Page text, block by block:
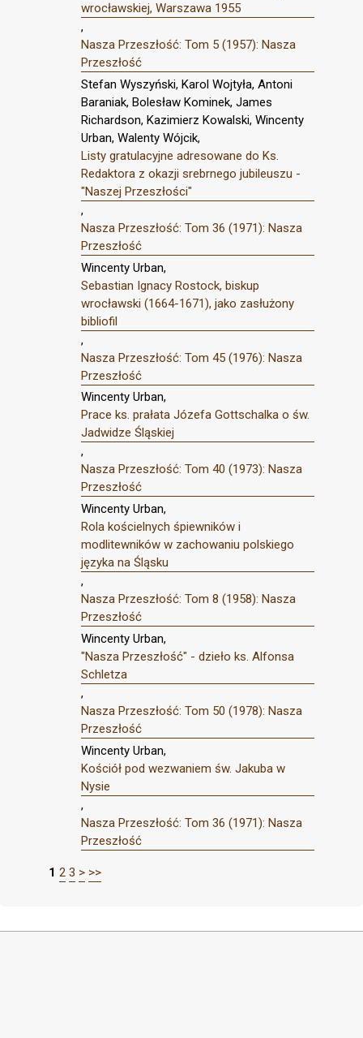
wrocławskiej, Warszawa 1955
,
Nasza Przeszłość: Tom 5 (1957): Nasza
Przeszłość
Stefan Wyszyński, Karol Wojtyła, Antoni
Baraniak, Bolesław Kominek, James
Richardson, Kazimierz Kowalski, Wincenty
Urban, Walenty Wójcik,
Listy gratulacyjne adresowane do Ks.
Redaktora z okazji srebrnego jubileuszu -
"Naszej Przeszłości"
,
Nasza Przeszłość: Tom 36 (1971): Nasza
Przeszłość
Wincenty Urban,
Sebastian Ignacy Rostock, biskup
wrocławski (1664-1671), jako zasłużony
bibliofil
,
Nasza Przeszłość: Tom 45 (1976): Nasza
Przeszłość
Wincenty Urban,
Prace ks. prałata Józefa Gottschalka o św.
Jadwidze Śląskiej
,
Nasza Przeszłość: Tom 40 (1973): Nasza
Przeszłość
Wincenty Urban,
Rola kościelnych śpiewników i
modlitewników w zachowaniu polskiego
języka na Śląsku
,
Nasza Przeszłość: Tom 8 (1958): Nasza
Przeszłość
Wincenty Urban,
"Nasza Przeszłość" - dzieło ks. Alfonsa
Schletza
,
Nasza Przeszłość: Tom 50 (1978): Nasza
Przeszłość
Wincenty Urban,
Kościół pod wezwaniem św. Jakuba w
Nysie
,
Nasza Przeszłość: Tom 36 (1971): Nasza
Przeszłość
1 2 3 > >>